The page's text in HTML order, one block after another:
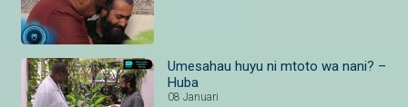
Umesahau huyu ni mtoto wa nani? –
Huba
08 Januari